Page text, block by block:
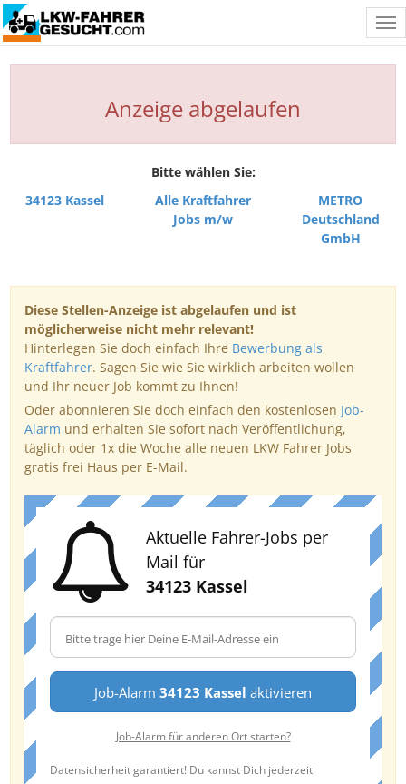
Anzeige abgelaufen
Bitte wählen Sie:
34123 Kassel
Alle Kraftfahrer
Jobs m/w
METRO
Deutschland
GmbH
Diese Stellen-Anzeige ist abgelaufen und ist
möglicherweise nicht mehr relevant!
Hinterlegen Sie doch einfach Ihre Bewerbung als
Kraftfahrer. Sagen Sie wie Sie wirklich arbeiten wollen
und Ihr neuer Job kommt zu Ihnen!
Oder abonnieren Sie doch einfach den kostenlosen Job-
Alarm und erhalten Sie sofort nach Veröffentlichung,
täglich oder 1x die Woche alle neuen LKW Fahrer Jobs
gratis frei Haus per E-Mail.
Aktuelle Fahrer-Jobs per
Mail für
34123 Kassel
Job-Alarm 34123 Kassel aktivieren
Job-Alarm für anderen Ort starten?
Datensicherheit garantiert! Du kannst Dich jederzeit